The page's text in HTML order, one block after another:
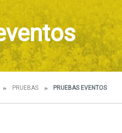
PRUEBAS PRUEBAS EVENTOS